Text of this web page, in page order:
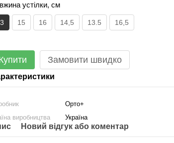
устілки, см
15 16 14,5 13.5 16,5
Замовити швидко
Орто+
виробництва
Україна
Новий відгук або коментар